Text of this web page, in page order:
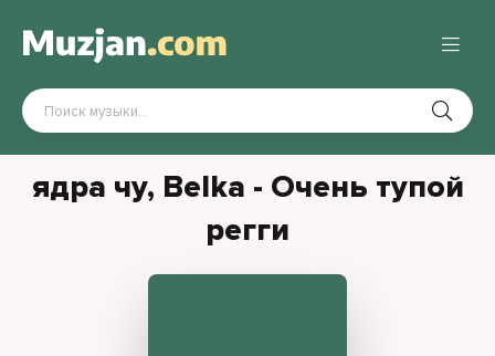
ядра чу, Belka - Очень тупой
регги